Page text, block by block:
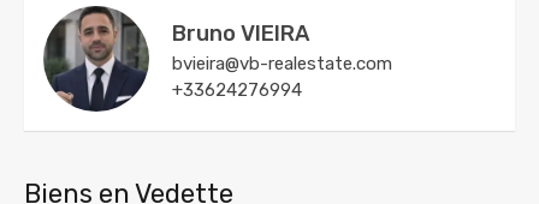
Bruno VIEIRA
bvieira@vb-realestate.com
+33624276994
Biens en Vedette